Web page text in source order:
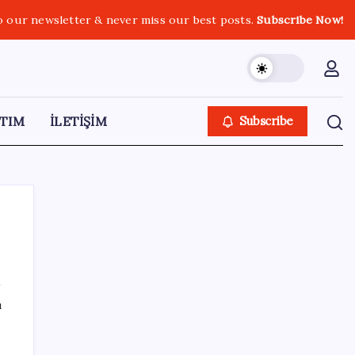
our newsletter & never miss our best posts.Subscribe Now!
İLETİŞİM Subscribe